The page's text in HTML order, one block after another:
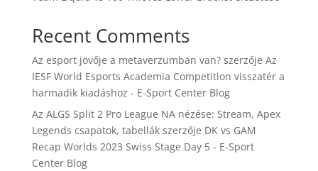
Recent Comments
Az esport jövője a metaverzumban van?szerzője Az
IESF World Esports Academia Competition visszatér a
harmadik kiadáshoz - E-Sport Center Blog
Az ALGS Split 2 Pro League NA nézése: Stream, Apex
Legends csapatok, tabellákszerzője DK vs GAM
Recap Worlds 2023 Swiss Stage Day 5 - E-Sport
Center Blog